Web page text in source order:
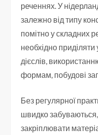
реченнях. У
залежно від типу
помітно у складних
необхідно
дієслів,
формам, побудові
Без регулярної
швидко
закріплювати